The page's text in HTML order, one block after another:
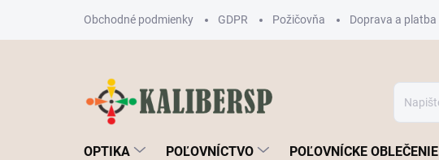
obsah
Obchodné podmienky GDPR Požičovňa Doprava a platba
OPTIKA POĽOVNÍCTVO POĽOVNÍCKE OBLEČENIE